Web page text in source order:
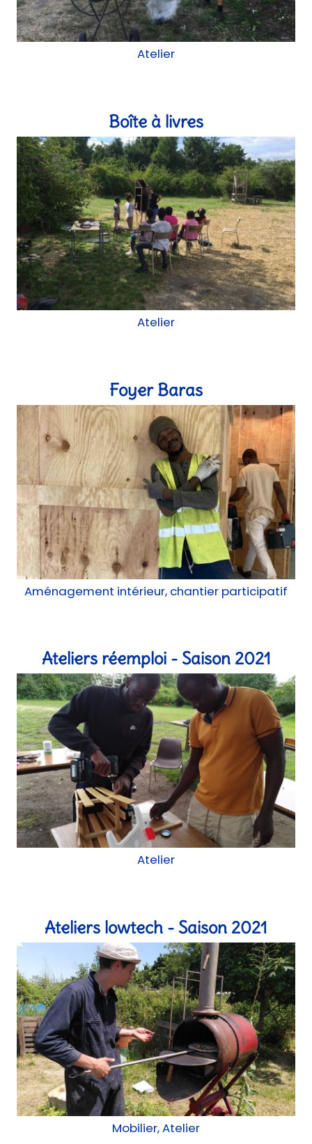
Atelier
Boîte à livres
Atelier
Foyer Baras
Aménagement intérieur, chantier participatif
Ateliers réemploi - Saison 2021
Atelier
Ateliers lowtech - Saison 2021
Mobilier, Atelier